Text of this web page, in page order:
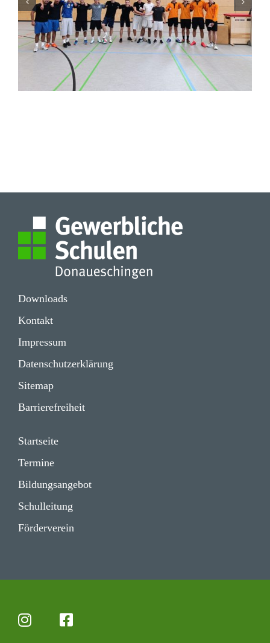
Down­loads
Kontakt
Impressum
Daten­schutz­er­klä­rung
Sitemap
Barrie­re­frei­heit
Start­seite
Termine
Bildungs­angebot
Schul­lei­tung
Förder­verein